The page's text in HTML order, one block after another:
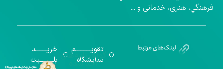
فرهنگي، هنري، خدماتي و …
تقویــــــــــم
نمایشگاه
خریـــــــد
بلـــــــــیت گواهینامه‌های
اخذ شده